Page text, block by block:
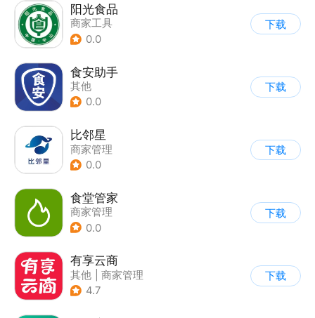
阳光食品
商家工具
0.0
下载
食安助手
其他
0.0
下载
比邻星
商家管理
0.0
下载
食堂管家
商家管理
0.0
下载
有享云商
其他
商家管理
4.7
下载